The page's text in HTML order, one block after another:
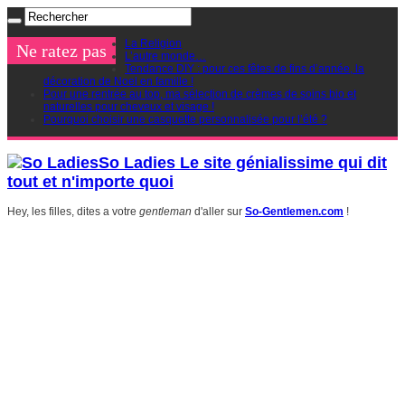
Ne ratez pas
La Religion
L’autre monde…
Tendance DIY : pour ces fêtes de fins d’année, la
décoration de Noel en famille !
Pour une rentrée au top, ma sélection de crèmes de soins bio et
naturelles pour cheveux et visage !
Pourquoi choisir une casquette personnalisée pour l’été ?
So Ladies Le site génialissime qui dit
tout et n'importe quoi
Hey, les filles, dites a votre gentleman d'aller sur So-Gentlemen.com !